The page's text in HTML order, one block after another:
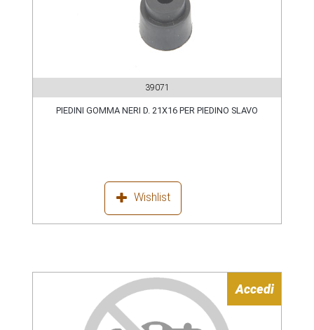
39071
PIEDINI GOMMA NERI D. 21X16 PER PIEDINO SLAVO
Wishlist
Accedi